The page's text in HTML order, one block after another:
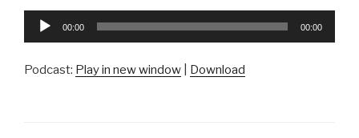
Reproductor
00:00 00:00
Podcast: Play in new window Download